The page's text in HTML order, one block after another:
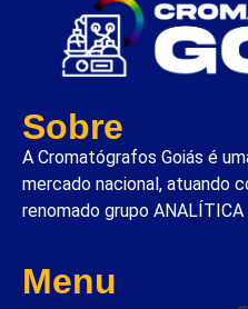
Sobre
A Cromatógrafos Goiás é
mercado nacional, atuando
renomado grupo ANALÍTICA
Menu